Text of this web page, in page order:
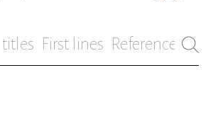
First lines References